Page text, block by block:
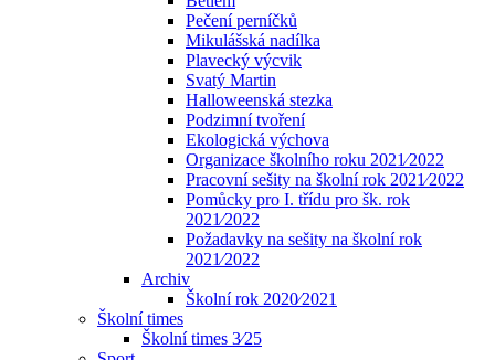
Pečení perníčků
Mikulášská nadílka
Plavecký výcvik
Svatý Martin
Halloweenská stezka
Podzimní tvoření
Ekologická výchova
Organizace školního roku 2021⁄2022
Pracovní sešity na školní rok 2021⁄2022
Pomůcky pro I. třídu pro šk. rok
2021⁄2022
Požadavky na sešity na školní rok
2021⁄2022
Archiv
Školní rok 2020⁄2021
Školní times
Školní times 3⁄25